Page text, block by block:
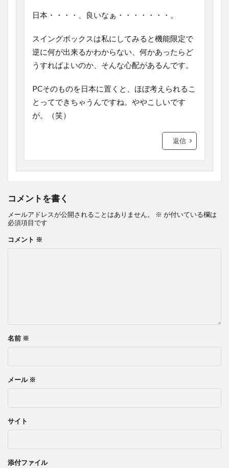
日本・・・・、良いなぁ・・・・・・・。
スイングボックスは私にしてみると機能限定で
逆に何が出来るかわからない、何かあったらど
うすればよいのか、そんな心配があるんです。
PCそのものを日本に置くと、ほぼ考えられるこ
とってできちゃうんですね。ややこしいです
が。（笑）
返信
コメントを書く
メールアドレスが公開されることはありません。 ※ が付いている欄は
必須項目です
コメント ※
名前 ※
メール ※
サイト
添付ファイル